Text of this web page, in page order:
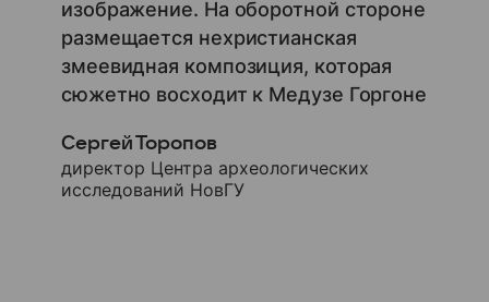
изображение. На оборотной стороне
размещается нехристианская
змеевидная композиция, которая
сюжетно восходит к Медузе Горгоне
Сергей Торопов
директор Центра археологических
исследований НовГУ